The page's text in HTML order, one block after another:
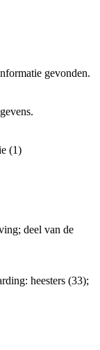
gevonden.
(1)
deel van de
heesters (33);